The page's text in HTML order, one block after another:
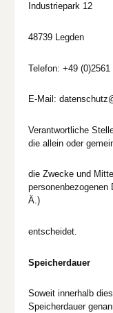
Industriepark 12
48739 Legden
Telefon: +49 (0)2561
E-Mail:
Verantwortliche
die allein oder
die Zwecke und
Ä.)
entscheidet.
Speicherdauer
Soweit innerhalb
Speicherdauer